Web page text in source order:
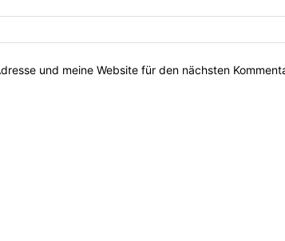
und meine Website für den nächsten